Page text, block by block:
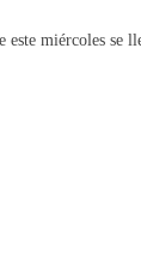
miércoles se